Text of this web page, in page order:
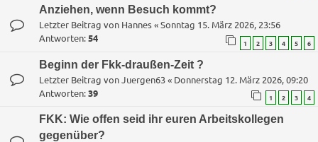
Anziehen, wenn Besuch kommt?
Letzter Beitrag von Hannes«Sonntag 15. März 2026, 23:56
Antworten:54 1 2 3 4 5 6
Beginn der Fkk-draußen-Zeit ?
Letzter Beitrag vonJuergen63« Donnerstag 12. März 2026, 09:20
Antworten:39 1 2 3 4
FKK: Wie offen seid ihr euren Arbeitskollegen
gegenüber?